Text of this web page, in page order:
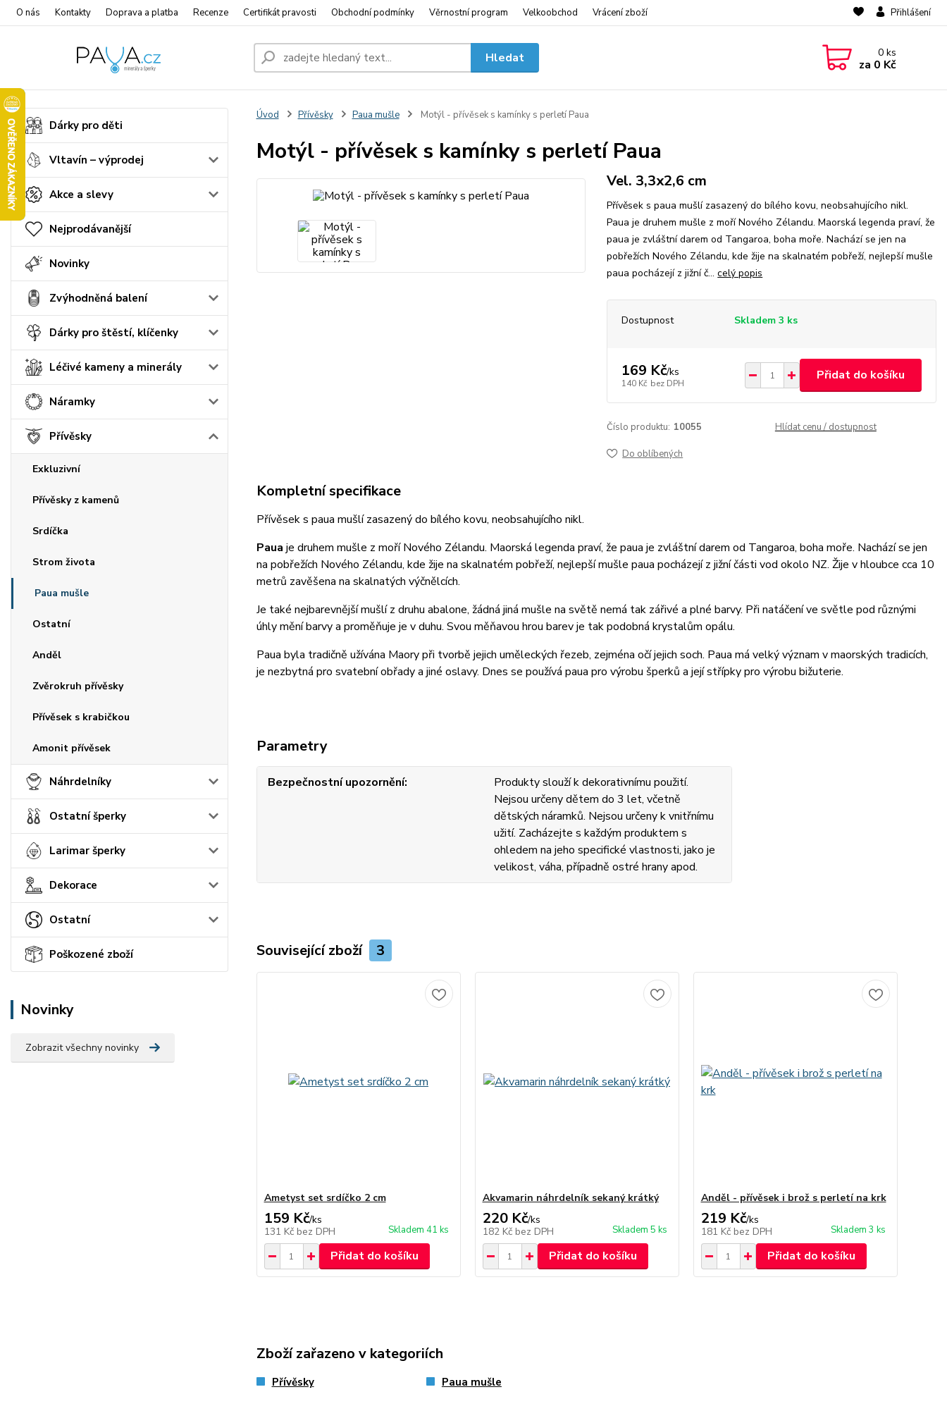
O nás Kontakty Doprava a platba Recenze Certifikát pravosti Obchodní podmínky Věrnostní program Velkoobchod Vrácení zboží Přihlášení
Hledat 0 ks
za 0 Kč
Dárky pro děti
Vltavín – výprodej
Akce a slevy
Nejprodávanější
Novinky
Zvýhodněná balení
Dárky pro štěstí, klíčenky
Léčivé kameny a minerály
Náramky
Přívěsky
Exkluzivní
Přívěsky z kamenů
Srdíčka
Strom života
Paua mušle
Ostatní
Anděl
Zvěrokruh přívěsky
Přívěsek s krabičkou
Amonit přívěsek
Náhrdelníky
Ostatní šperky
Larimar šperky
Dekorace
Ostatní
Poškozené zboží
Novinky
Zobrazit všechny novinky
Úvod Přívěsky Paua mušle Motýl - přívěsek s kamínky s perletí Paua
Motýl - přívěsek s kamínky s perletí Paua
Vel. 3,3x2,6 cm
Přívěsek s paua mušlí zasazený do bílého kovu, neobsahujícího nikl.
Paua je druhem mušle z moří Nového Zélandu. Maorská legenda praví, že
paua je zvláštní darem od Tangaroa, boha moře. Nachází se jen na
pobřežích Nového Zélandu, kde žije na skalnatém pobřeží, nejlepší mušle
paua pocházejí z jižní č...celý popis
Dostupnost Skladem 3 ks
169 Kč/ks
140 Kč bez DPH
Přidat do košíku
Číslo produktu: 10055 Hlídat cenu / dostupnost
Do oblíbených
Kompletní specifikace
Přívěsek s paua mušlí zasazený do bílého kovu, neobsahujícího nikl.
Paua je druhem mušle z moří Nového Zélandu. Maorská legenda praví, že paua je zvláštní darem od Tangaroa, boha moře. Nachází se jen
na pobřežích Nového Zélandu, kde žije na skalnatém pobřeží, nejlepší mušle paua pocházejí z jižní části vod okolo NZ. Žije v hloubce cca 10
metrů zavěšena na skalnatých výčnělcích.
Je také nejbarevnější mušlí z druhu abalone, žádná jiná mušle na světě nemá tak zářivé a plné barvy. Při natáčení ve světle pod různými
úhly mění barvy a proměňuje je v duhu. Svou měňavou hrou barev je tak podobná krystalům opálu.
Paua byla tradičně užívána Maory při tvorbě jejich uměleckých řezeb, zejména očí jejich soch. Paua má velký význam v maorských tradicích,
je nezbytná pro svatební obřady a jiné oslavy. Dnes se používá paua pro výrobu šperků a její střípky pro výrobu bižuterie.
Parametry
Bezpečnostní upozornění
Produkty slouží k dekorativnímu použití.
Nejsou určeny dětem do 3 let, včetně
dětských náramků. Nejsou určeny k vnitřnímu
užití. Zacházejte s každým produktem s
ohledem na jeho specifické vlastnosti, jako je
velikost, váha, případně ostré hrany apod.
Související zboží 3
Ametyst set srdíčko 2 cm
159 Kč/ks
131 Kč bez DPH Skladem 41 ks
Přidat do košíku
Akvamarin náhrdelník sekaný krátký
220 Kč/ks
182 Kč bez DPH Skladem 5 ks
Přidat do košíku
Anděl - přívěsek i brož s perletí na krk
219 Kč/ks
181 Kč bez DPH Skladem 3 ks
Přidat do košíku
Zboží zařazeno v kategoriích
Přívěsky Paua mušle